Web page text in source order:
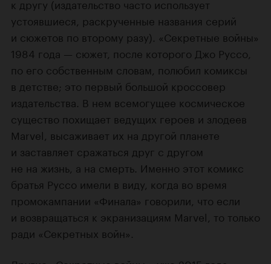
к другу (издательство часто использует
устоявшиеся, раскрученные названия серий
и сюжетов по второму разу). «Секретные войны»
1984 года — сюжет, после которого Джо Руссо,
по его собственным словам, полюбил комиксы
в детстве; это первый большой кроссовер
издательства. В нем всемогущее космическое
существо похищает ведущих героев и злодеев
Marvel, высаживает их на другой планете
и заставляет сражаться друг с другом
не на жизнь, а на смерть. Именно этот комикс
братья Руссо имели в виду, когда во время
промокампании «Финала» говорили, что если
и возвращаться к экранизациям Marvel, то только
ради «Секретных войн».